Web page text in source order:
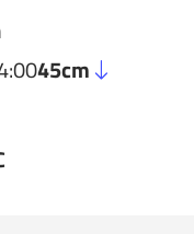
45cm